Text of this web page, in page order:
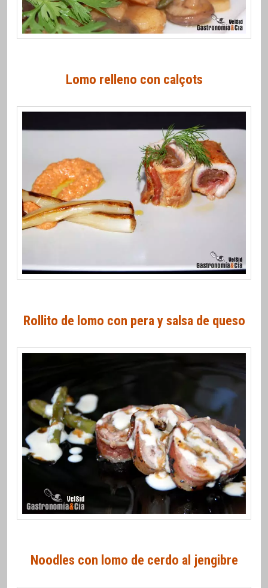
Lomo relleno con calçots
Rollito de lomo con pera y salsa de queso
Noodles con lomo de cerdo al jengibre